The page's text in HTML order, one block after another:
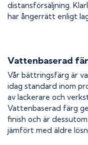
distansförsäljning.
har ångerrätt enligt
Vattenbaserad
Vår bättringsfärg är
idag standard inom
av lackerare och
Vattenbaserad färg
finish och är
jämfört med äldre